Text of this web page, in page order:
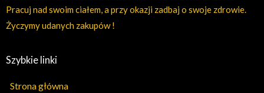
Pracuj nad swoim ciałem, a przy okazji zadbaj o swoje zdrowie.
Życzymy udanych zakupów !
Szybkie linki
Strona główna